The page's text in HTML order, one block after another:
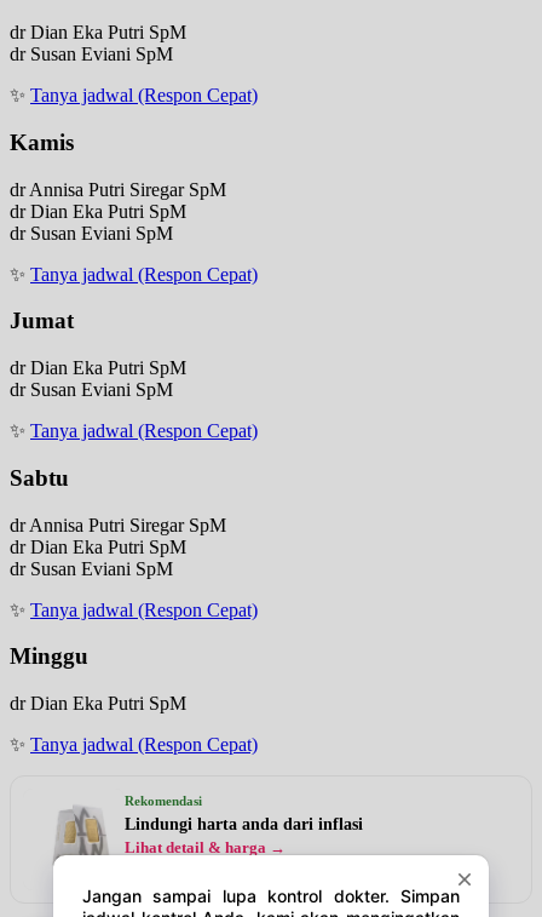
dr Dian Eka Putri SpM
dr Susan Eviani SpM
✨ Tanya jadwal (Respon Cepat)
Kamis
dr Annisa Putri Siregar SpM
dr Dian Eka Putri SpM
dr Susan Eviani SpM
✨ Tanya jadwal (Respon Cepat)
Jumat
dr Dian Eka Putri SpM
dr Susan Eviani SpM
✨ Tanya jadwal (Respon Cepat)
Sabtu
dr Annisa Putri Siregar SpM
dr Dian Eka Putri SpM
dr Susan Eviani SpM
✨ Tanya jadwal (Respon Cepat)
Minggu
dr Dian Eka Putri SpM
✨ Tanya jadwal (Respon Cepat)
Rekomendasi
Lindungi harta anda dari inflasi
Lihat detail & harga →